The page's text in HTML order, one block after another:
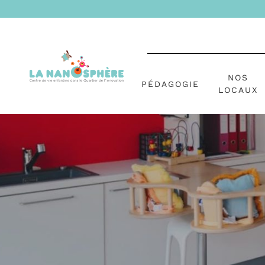
PÉDAGOGIE
NOS
LOCAUX